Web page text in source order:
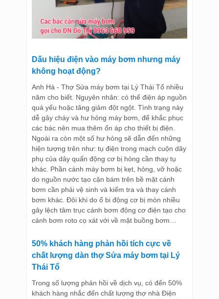
Dấu hiệu điện vào máy bơm nhưng máy
không hoạt động?
Anh Hà - Thợ Sửa máy bơm tại Lý Thái Tổ nhiều
năm cho biết. Nguyên nhân: có thể điện áp nguồn
quá yếu hoặc tăng giảm đột ngột. Tình trạng này
dễ gây cháy và hư hỏng máy bơm, để khắc phục
các bác nên mua thêm ổn áp cho thiết bị điện.
Ngoài ra còn một số hư hỏng sẽ dẫn đến những
hiện tượng trên như: tụ điện trong mạch cuộn dây
phụ của dây quấn động cơ bị hỏng cần thay tụ
khác. Phần cánh máy bơm bị kẹt, hỏng, vỡ hoặc
do nguồn nước tạo cặn bám trên bề mặt cánh
bơm cần phải vệ sinh và kiểm tra và thay cánh
bơm khác. Đôi khi do ổ bi động cơ bị mòn nhiều
gây lệch tâm trục cánh bơm động cơ điện tạo cho
cánh bơm roto cọ xát với về mặt buồng bơm…
50% khách hàng phản hồi tích cực về
chất lượng dàn thợ Sửa máy bơm tại Lý
Thái Tổ
Trong số lượng phản hồi về dịch vụ, có đến 50%
khách hàng nhắc đến chất lượng thợ nhà Điện